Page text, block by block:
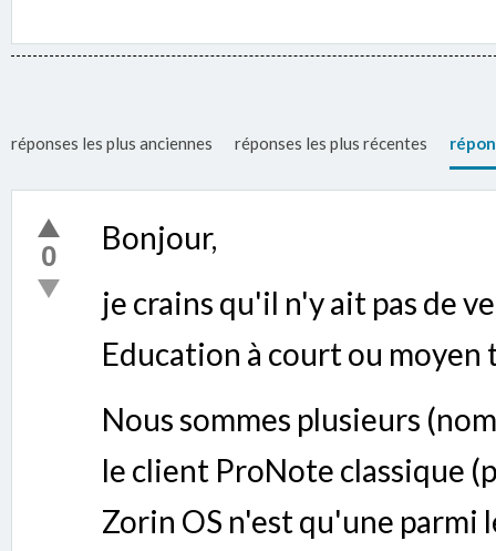
réponses les plus anciennes réponses les plus récentes
0
Bonjour,
je crains qu'il n'y ait pas de
Education à court ou moyen
Nous sommes plusieurs
le client ProNote classique
Zorin OS n'est qu'une parmi